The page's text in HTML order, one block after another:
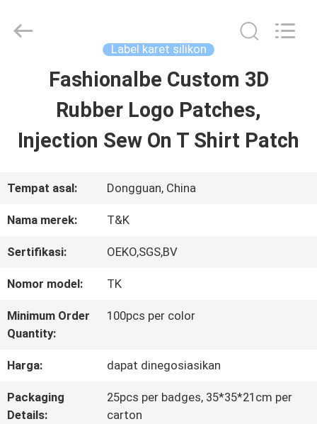
RUMAH
PRODUK
TENTANG
KITA
WISATA
PABRIK
KONTROL
KUALITAS
Garment
Accessories
Label karet silikon
Fashionalbe Custom 3D
Rubber Logo Patches,
Injection Sew On T Shirt Patch
Tempat asal: Dongguan, China
Nama merek: T&K
Sertifikasi: OEKO,SGS,BV
Nomor model: TK
Minimum Order
Quantity:
100pcs per color
Harga: dapat dinegosiasikan
Packaging
Details:
25pcs per badges, 35*35*21cm per
carton